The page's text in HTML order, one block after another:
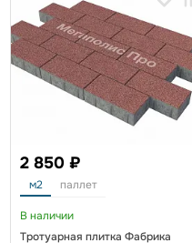
2 850 ₽
м2 паллет
В наличии
Тротуарная плитка Фабрика